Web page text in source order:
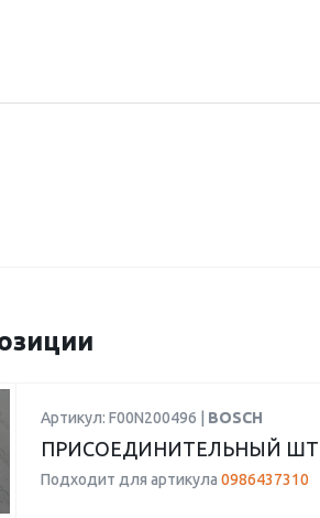
Артикул: F00N200496 | BOSCH
ПРИСОЕДИНИТЕЛЬНЫЙ
Подходит для артикула 0986437310